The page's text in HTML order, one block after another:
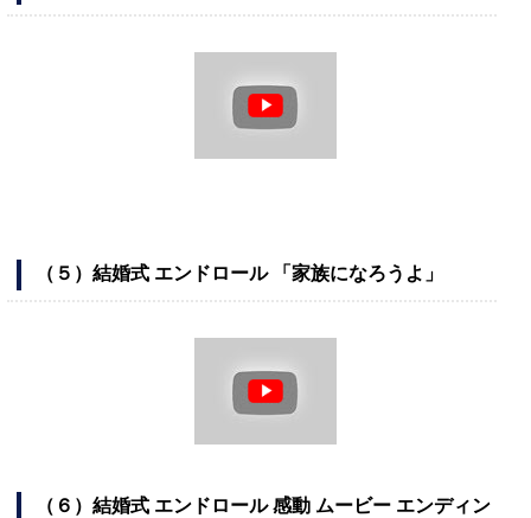
（５）結婚式 エンドロール 「家族になろうよ」
（６）結婚式 エンドロール 感動 ムービー エンディン